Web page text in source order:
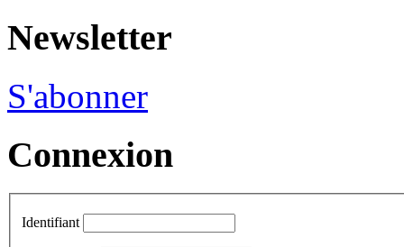
Newsletter
S'abonner
Connexion
Identifiant